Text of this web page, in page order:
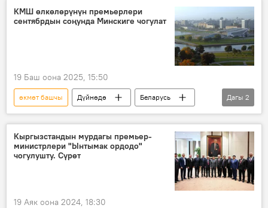
инфраструктура
КМШ өлкөлөрүнүн премьерлери
сентябрдын соңунда Минскиге чогулат
19 Баш оона 2025, 15:50
өкмөт башчы Дүйнөдө
Беларусь
кеңеш
кызматташуу
Дагы 2
Кыргызстандын мурдагы премьер-
министрлери "Ынтымак ордодо"
чогулушту. Сүрөт
19 Аяк оона 2024, 18:30